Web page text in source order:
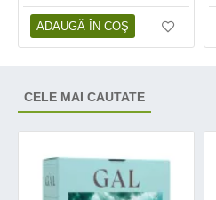
ADAUGĂ ÎN COŞ
CELE MAI CAUTATE